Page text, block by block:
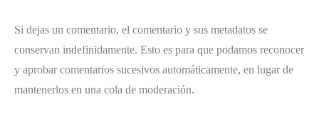
Si dejas un comentario, el comentario y sus metadatos se
conservan indefinidamente. Esto es para que podamos reconocer
y aprobar comentarios sucesivos automáticamente, en lugar de
mantenerlos en una cola de moderación.